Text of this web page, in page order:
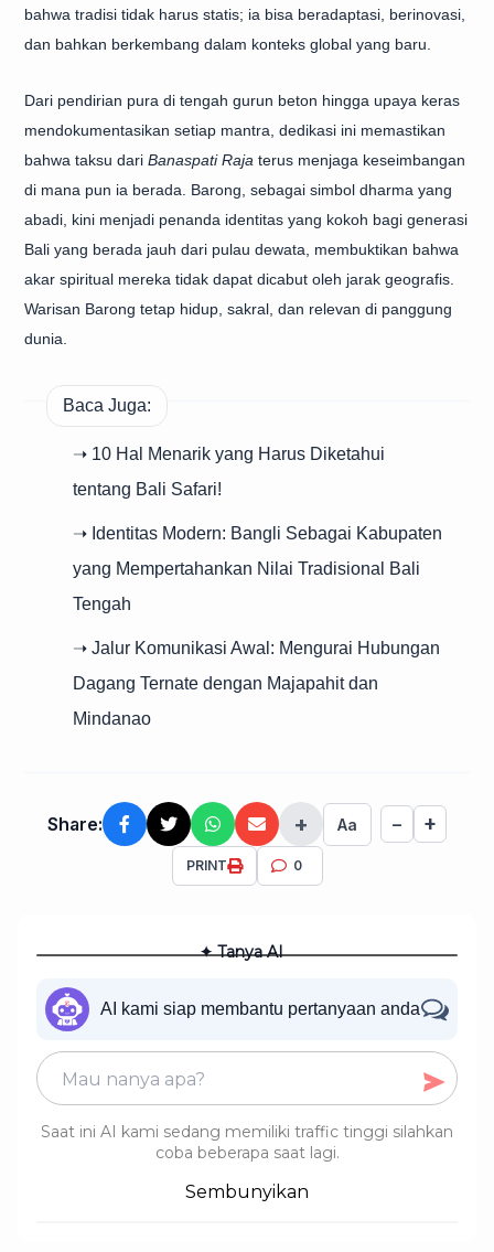
bahwa tradisi tidak harus statis; ia bisa beradaptasi, berinovasi,
dan bahkan berkembang dalam konteks global yang baru.
Dari pendirian pura di tengah gurun beton hingga upaya keras
mendokumentasikan setiap mantra, dedikasi ini memastikan
bahwa taksu dari Banaspati Raja terus menjaga keseimbangan
di mana pun ia berada. Barong, sebagai simbol dharma yang
abadi, kini menjadi penanda identitas yang kokoh bagi generasi
Bali yang berada jauh dari pulau dewata, membuktikan bahwa
akar spiritual mereka tidak dapat dicabut oleh jarak geografis.
Warisan Barong tetap hidup, sakral, dan relevan di panggung
dunia.
Baca Juga:
➝ 10 Hal Menarik yang Harus Diketahui
tentang Bali Safari!
➝ Identitas Modern: Bangli Sebagai Kabupaten
yang Mempertahankan Nilai Tradisional Bali
Tengah
➝ Jalur Komunikasi Awal: Mengurai Hubungan
Dagang Ternate dengan Majapahit dan
Mindanao
Share: + Aa − +
PRINT 0
✦ Tanya AI
AI kami siap membantu pertanyaan anda
Saat ini AI kami sedang memiliki traffic tinggi silahkan
coba beberapa saat lagi.
Sembunyikan